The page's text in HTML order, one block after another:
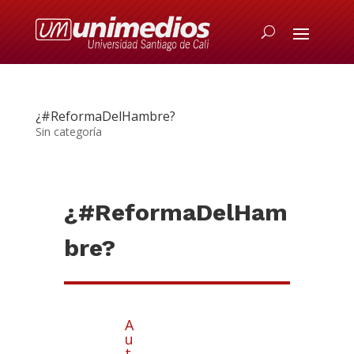
¿#ReformaDelHambre?
Sin categoría
¿#ReformaDelHam
bre?
A
u